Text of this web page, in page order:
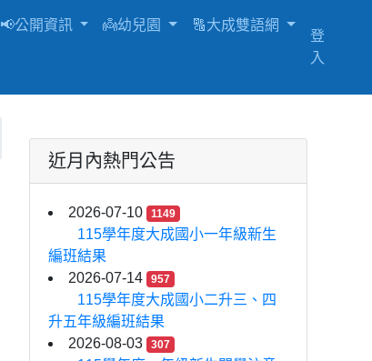
📢公開資訊 👼幼兒園 🔠大成雙語網
登
入
近月內熱門公告
2026-07-10 1149
115學年度大成國小一年級新生
編班結果
2026-07-14
957
115學年度大成國小二升三、四
升五年級編班結果
2026-08-03
307